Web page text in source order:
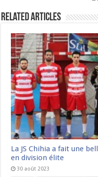
Related Articles
La JS Chihia a fait une
en division élite
30 août 2023